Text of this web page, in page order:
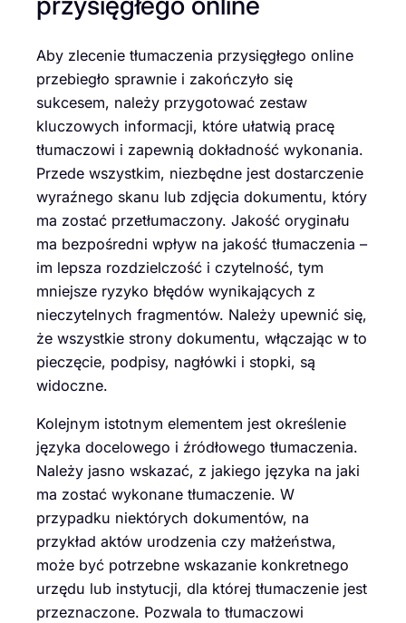
Aby zlecenie tłumaczenia przysięgłego online
przebiegło sprawnie i zakończyło się
sukcesem, należy przygotować zestaw
kluczowych informacji, które ułatwią pracę
tłumaczowi i zapewnią dokładność wykonania.
Przede wszystkim, niezbędne jest dostarczenie
wyraźnego skanu lub zdjęcia dokumentu, który
ma zostać przetłumaczony. Jakość oryginału
ma bezpośredni wpływ na jakość tłumaczenia –
im lepsza rozdzielczość i czytelność, tym
mniejsze ryzyko błędów wynikających z
nieczytelnych fragmentów. Należy upewnić się,
że wszystkie strony dokumentu, włączając w to
pieczęcie, podpisy, nagłówki i stopki, są
widoczne.
Kolejnym istotnym elementem jest określenie
języka docelowego i źródłowego tłumaczenia.
Należy jasno wskazać, z jakiego języka na jaki
ma zostać wykonane tłumaczenie. W
przypadku niektórych dokumentów, na
przykład aktów urodzenia czy małżeństwa,
może być potrzebne wskazanie konkretnego
urzędu lub instytucji, dla której tłumaczenie jest
przeznaczone. Pozwala to tłumaczowi